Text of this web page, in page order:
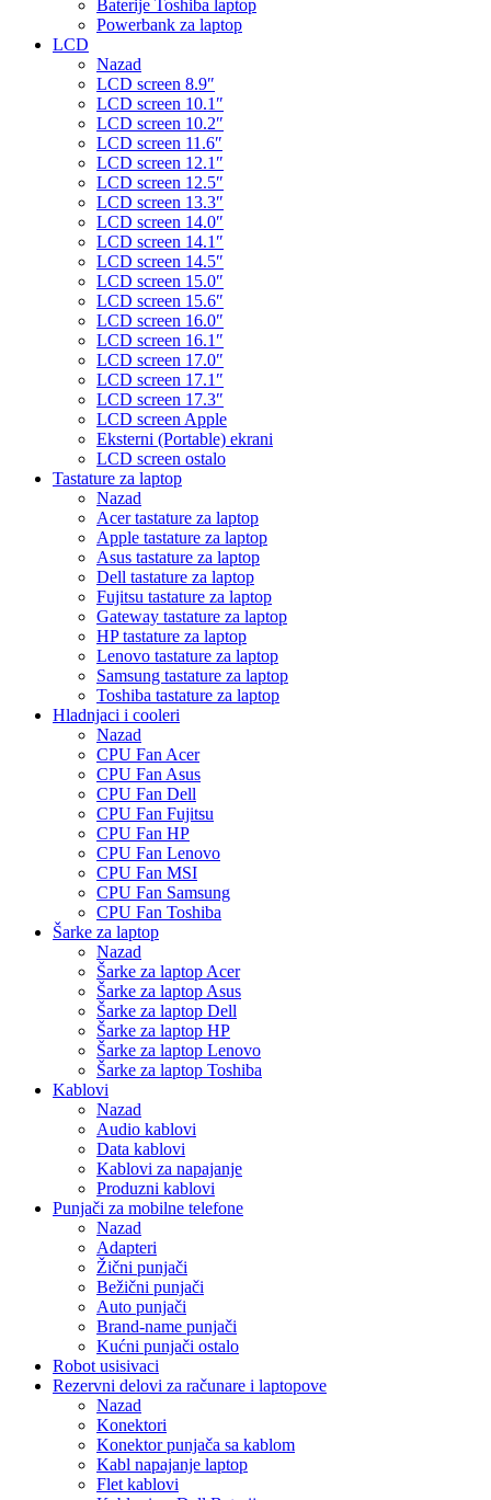
Baterije Toshiba laptop
Powerbank za laptop
LCD
Nazad
LCD screen 8.9″
LCD screen 10.1″
LCD screen 10.2″
LCD screen 11.6″
LCD screen 12.1″
LCD screen 12.5″
LCD screen 13.3″
LCD screen 14.0″
LCD screen 14.1″
LCD screen 14.5″
LCD screen 15.0″
LCD screen 15.6″
LCD screen 16.0″
LCD screen 16.1″
LCD screen 17.0″
LCD screen 17.1″
LCD screen 17.3″
LCD screen Apple
Eksterni (Portable) ekrani
LCD screen ostalo
Tastature za laptop
Nazad
Acer tastature za laptop
Apple tastature za laptop
Asus tastature za laptop
Dell tastature za laptop
Fujitsu tastature za laptop
Gateway tastature za laptop
HP tastature za laptop
Lenovo tastature za laptop
Samsung tastature za laptop
Toshiba tastature za laptop
Hladnjaci i cooleri
Nazad
CPU Fan Acer
CPU Fan Asus
CPU Fan Dell
CPU Fan Fujitsu
CPU Fan HP
CPU Fan Lenovo
CPU Fan MSI
CPU Fan Samsung
CPU Fan Toshiba
Šarke za laptop
Nazad
Šarke za laptop Acer
Šarke za laptop Asus
Šarke za laptop Dell
Šarke za laptop HP
Šarke za laptop Lenovo
Šarke za laptop Toshiba
Kablovi
Nazad
Audio kablovi
Data kablovi
Kablovi za napajanje
Produzni kablovi
Punjači za mobilne telefone
Nazad
Adapteri
Žični punjači
Bežični punjači
Auto punjači
Brand-name punjači
Kućni punjači ostalo
Robot usisivaci
Rezervni delovi za računare i laptopove
Nazad
Konektori
Konektor punjača sa kablom
Kabl napajanje laptop
Flet kablovi